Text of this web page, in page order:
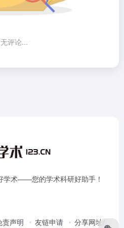
评论...
学术——您的学术科研好助手！
责声明 友链申请
分享网址/